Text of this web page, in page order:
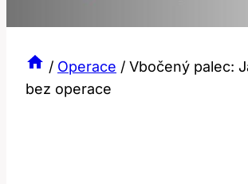
/ Operace / Vbočený palec:
bez operace